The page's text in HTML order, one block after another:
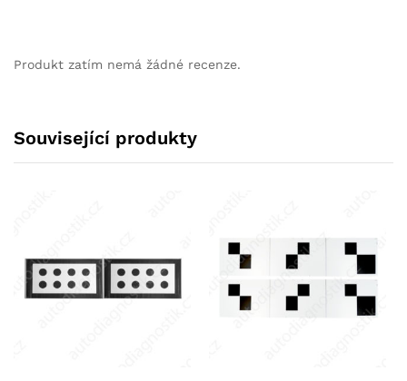
Produkt zatím nemá žádné recenze.
Související produkty